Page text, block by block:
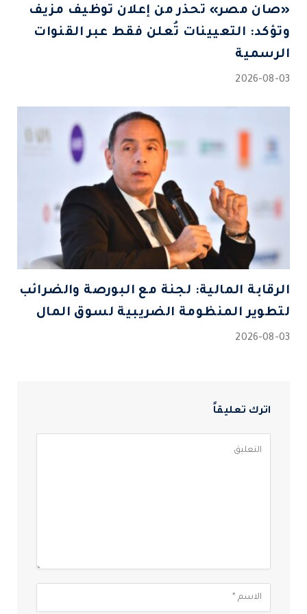
«صان مصر» تحذر من إعلان توظيف مزيف
وتؤكد: التعيينات تُعلن فقط عبر القنوات
الرسمية
2026-08-03
الرقابة المالية: لجنة مع البورصة والضرائب
لتطوير المنظومة الضريبية لسوق المال
2026-08-03
اترك تعليقاً